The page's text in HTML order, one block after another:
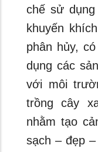
chế sử
khuyến
phân hủy,
dụng các
với môi
trồng cây
nhằm tạo
sạch – đẹp